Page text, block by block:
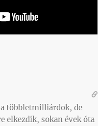
többletmilliárdok, de
elkezdik, sokan évek óta